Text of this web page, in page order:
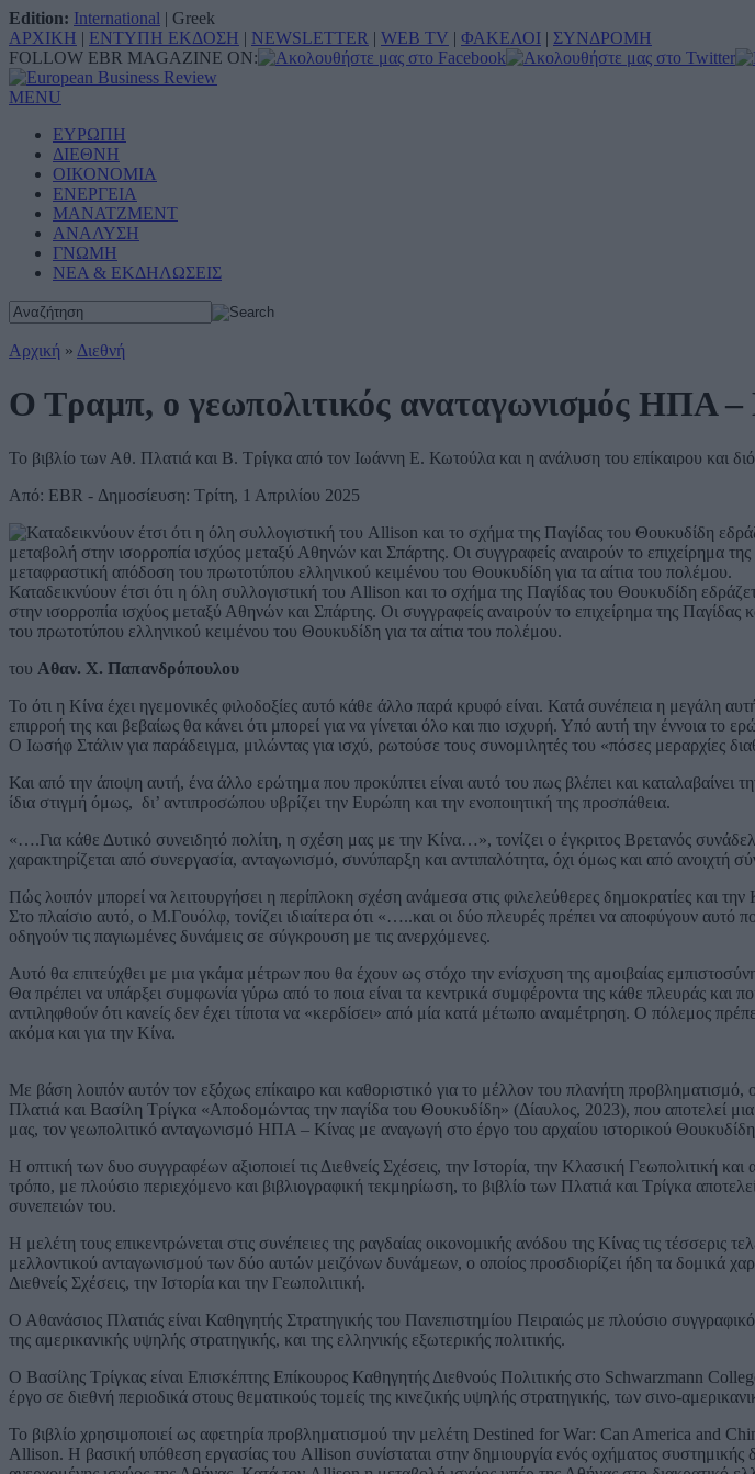
Edition: International | Greek
ΑΡΧΙΚΗ | ΕΝΤΥΠΗ ΕΚΔΟΣΗ | NEWSLETTER | WEB TV | ΦΑΚΕΛΟΙ | ΣΥΝΔΡΟΜΗ
FOLLOW EBR MAGAZINE ON:
MENU
ΕΥΡΩΠΗ
ΔΙΕΘΝΗ
ΟΙΚΟΝΟΜΙΑ
ΕΝΕΡΓΕΙΑ
ΜΑΝΑΤΖΜΕΝΤ
ΑΝΑΛΥΣΗ
ΓΝΩΜΗ
ΝΕΑ & ΕΚΔΗΛΩΣΕΙΣ
Αρχική » Διεθνή
Ο Τραμπ, ο γεωπολιτικός αναταγωνισμός ΗΠΑ –
Το βιβλίο των Αθ. Πλατιά και Β. Τρίγκα από τον Ιωάννη Ε. Κωτούλα και η ανάλυση του επίκαιρου και
Από: EBR - Δημοσίευση: Τρίτη, 1 Απριλίου 2025
Καταδεικνύουν έτσι ότι η όλη συλλογιστική του Allison και το σχήμα της Παγίδας του Θουκυδίδη
στην ισορροπία ισχύος μεταξύ Αθηνών και Σπάρτης. Οι συγγραφείς αναιρούν τo επιχείρημα της
του πρωτοτύπου ελληνικού κειμένου του Θουκυδίδη για τα αίτια του πολέμου.
του Αθαν. Χ. Παπανδρόπουλου
Το ότι η Κίνα έχει ηγεμονικές φιλοδοξίες αυτό κάθε άλλο παρά κρυφό είναι. Κατά συνέπεια η μεγάλη
επιρροή της και βεβαίως θα κάνει ότι μπορεί για να γίνεται όλο και πιο ισχυρή. Υπό αυτή την έννοια το
Ο Ιωσήφ Στάλιν για παράδειγμα, μιλώντας για ισχύ, ρωτούσε τους συνομιλητές του «πόσες μεραρχίες
Και από την άποψη αυτή, ένα άλλο ερώτημα που προκύπτει είναι αυτό του πως βλέπει και
ίδια στιγμή όμως, δι’ αντιπροσώπου υβρίζει την Ευρώπη και την ενοποιητική της προσπάθεια.
«….Για κάθε Δυτικό συνειδητό πολίτη, η σχέση μας με την Κίνα…», τονίζει ο έγκριτος Βρετανός
χαρακτηρίζεται από συνεργασία, ανταγωνισμό, συνύπαρξη και αντιπαλότητα, όχι όμως και από
Πώς λοιπόν μπορεί να λειτουργήσει η περίπλοκη σχέση ανάμεσα στις φιλελεύθερες δημοκρατίες και
Στο πλαίσιο αυτό, ο Μ.Γουόλφ, τονίζει ιδιαίτερα ότι «…..και οι δύο πλευρές πρέπει να αποφύγουν
οδηγούν τις παγιωμένες δυνάμεις σε σύγκρουση με τις ανερχόμενες.
Αυτό θα επιτεύχθει με μια γκάμα μέτρων που θα έχουν ως στόχο την ενίσχυση της αμοιβαίας
Θα πρέπει να υπάρξει συμφωνία γύρω από το ποια είναι τα κεντρικά συμφέροντα της κάθε πλευράς και
αντιληφθούν ότι κανείς δεν έχει τίποτα να «κερδίσει» από μία κατά μέτωπο αναμέτρηση. Ο πόλεμος
ακόμα και για την Κίνα.
Με βάση λοιπόν αυτόν τον εξόχως επίκαιρο και καθοριστικό για το μέλλον του πλανήτη
Πλατιά και Βασίλη Τρίγκα «Αποδομώντας την παγίδα του Θουκυδίδη» (Δίαυλος, 2023), που αποτελεί
μας, τον γεωπολιτικό ανταγωνισμό HΠA – Κίνας με αναγωγή στο έργο του αρχαίου ιστορικού
Η οπτική των δυο συγγραφέων αξιοποιεί τις Διεθνείς Σχέσεις, την Ιστορία, την Κλασική Γεωπολιτική
τρόπο, με πλούσιο περιεχόμενο και βιβλιογραφική τεκμηρίωση, το βιβλίο των Πλατιά και Τρίγκα
συνεπειών του.
Η μελέτη τους επικεντρώνεται στις συνέπειες της ραγδαίας οικονομικής ανόδου της Κίνας τις τέσσερις
μελλοντικού ανταγωνισμού των δύο αυτών μειζόνων δυνάμεων, ο οποίος προσδιορίζει ήδη τα δομικά
Διεθνείς Σχέσεις, την Ιστορία και την Γεωπολιτική.
Ο Αθανάσιος Πλατιάς είναι Καθηγητής Στρατηγικής του Πανεπιστημίου Πειραιώς με πλούσιο
της αμερικανικής υψηλής στρατηγικής, και της ελληνικής εξωτερικής πολιτικής.
Ο Βασίλης Τρίγκας είναι Επισκέπτης Επίκουρος Καθηγητής Διεθνούς Πολιτικής στο Schwarzmann
έργο σε διεθνή περιοδικά στους θεματικούς τομείς της κινεζικής υψηλής στρατηγικής, των σινο-
Το βιβλίο χρησιμοποιεί ως αφετηρία προβληματισμού την μελέτη Destined for War: Can America and
Allison. Η βασική υπόθεση εργασίας του Allison συνίσταται στην δημιουργία ενός οχήματος